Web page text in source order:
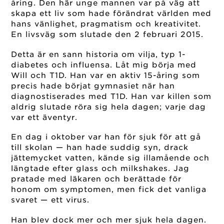
åring. Den här unge mannen var på väg att
skapa ett liv som hade förändrat världen med
hans vänlighet, pragmatism och kreativitet.
En livsväg som slutade den 2 februari 2015.
Detta är en sann historia om vilja, typ 1-
diabetes och influensa. Låt mig börja med
Will och T1D. Han var en aktiv 15-åring som
precis hade börjat gymnasiet när han
diagnostiserades med T1D. Han var killen som
aldrig slutade röra sig hela dagen; varje dag
var ett äventyr.
En dag i oktober var han för sjuk för att gå
till skolan — han hade suddig syn, drack
jättemycket vatten, kände sig illamående och
längtade efter glass och milkshakes. Jag
pratade med läkaren och berättade för
honom om symptomen, men fick det vanliga
svaret — ett virus.
Han blev dock mer och mer sjuk hela dagen.